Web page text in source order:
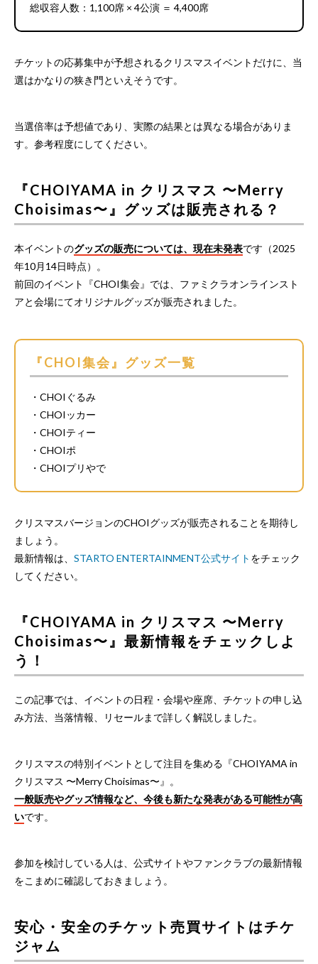
総収容人数：1,100席 × 4公演 ＝ 4,400席
チケットの応募集中が予想されるクリスマスイベントだけに、当
選はかなりの狭き門といえそうです。
当選倍率は予想値であり、実際の結果とは異なる場合がありま
す。参考程度にしてください。
『CHOIYAMA in クリスマス 〜Merry
Choisimas〜』グッズは販売される？
本イベントのグッズの販売については、現在未発表です（2025
年10月14日時点）。
前回のイベント『CHOI集会』では、ファミクラオンラインスト
アと会場にてオリジナルグッズが販売されました。
『CHOI集会』グッズ一覧
・CHOIぐるみ
・CHOIッカー
・CHOIティー
・CHOIポ
・CHOIプリやで
クリスマスバージョンのCHOIグッズが販売されることを期待し
ましょう。
最新情報は、 STARTO ENTERTAINMENT公式サイト をチェック
してください。
『CHOIYAMA in クリスマス 〜Merry
Choisimas〜』最新情報をチェックしよ
う！
この記事では、イベントの日程・会場や座席、チケットの申し込
み方法、当落情報、リセールまで詳しく解説しました。
クリスマスの特別イベントとして注目を集める『CHOIYAMA in
クリスマス 〜Merry Choisimas〜』。
一般販売やグッズ情報など、今後も新たな発表がある可能性が高
いです。
参加を検討している人は、公式サイトやファンクラブの最新情報
をこまめに確認しておきましょう。
安心・安全のチケット売買サイトはチケ
ジャム